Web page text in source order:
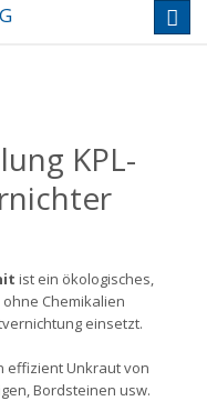
KPL-
ist ein ökologisches,
Chemikalien
einsetzt.
effizient Unkraut von
Bordsteinen usw.